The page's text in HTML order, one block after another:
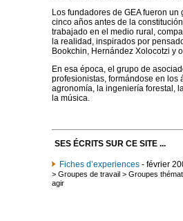
Los fundadores de GEA fueron
cinco años antes de la
trabajado en el medio rural,
la realidad, inspirados por
Bookchin, Hernández Xolocotzi y
En esa época, el grupo de
profesionistas, formándose en los
agronomía, la ingeniería forestal,
la música.
SES ÉCRITS SUR CE SITE ...
Fiches d’experiences - février
> Groupes de travail > Groupes
agir